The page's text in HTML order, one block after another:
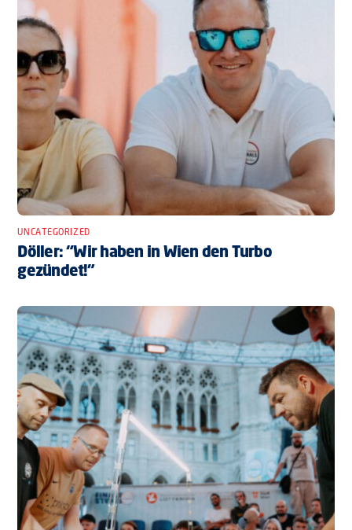
UNCATEGORIZED
Döller: “Wir haben in Wien den Turbo
gezündet!”